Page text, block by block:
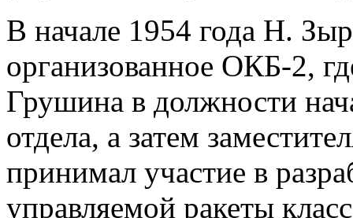
В начале 1954 года Н.
организованное ОКБ-2,
Грушина в должности
отдела, а затем
принимал участие в
управляемой ракеты